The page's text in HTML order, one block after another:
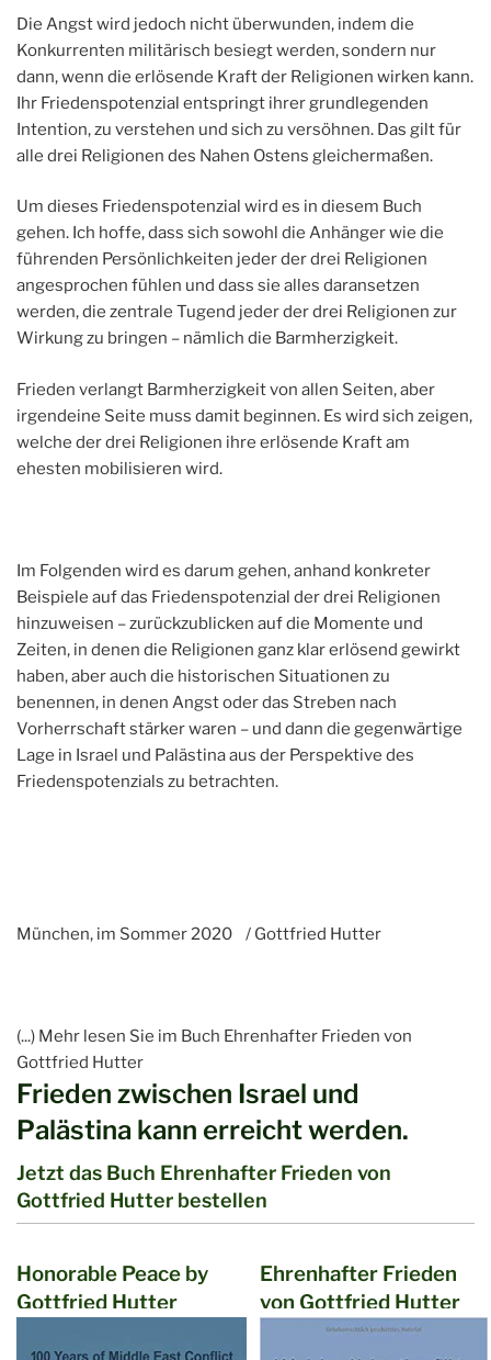
Die Angst wird jedoch nicht überwunden, indem die
Konkurrenten militärisch besiegt werden, sondern nur
dann, wenn die erlösende Kraft der Religionen wirken kann.
Ihr Friedenspotenzial entspringt ihrer grundlegenden
Intention, zu verstehen und sich zu versöhnen. Das gilt für
alle drei Religionen des Nahen Ostens gleichermaßen.
Um dieses Friedenspotenzial wird es in diesem Buch
gehen. Ich hoffe, dass sich sowohl die Anhänger wie die
führenden Persönlichkeiten jeder der drei Religionen
angesprochen fühlen und dass sie alles daransetzen
werden, die zentrale Tugend jeder der drei Religionen zur
Wirkung zu bringen – nämlich die Barmherzigkeit.
Frieden verlangt Barmherzigkeit von allen Seiten, aber
irgendeine Seite muss damit beginnen. Es wird sich zeigen,
welche der drei Religionen ihre erlösende Kraft am
ehesten mobilisieren wird.
Im Folgenden wird es darum gehen, anhand konkreter
Beispiele auf das Friedenspotenzial der drei Religionen
hinzuweisen – zurückzublicken auf die Momente und
Zeiten, in denen die Religionen ganz klar erlösend gewirkt
haben, aber auch die historischen Situationen zu
benennen, in denen Angst oder das Streben nach
Vorherrschaft stärker waren – und dann die gegenwärtige
Lage in Israel und Palästina aus der Perspektive des
Friedenspotenzials zu betrachten.
München, im Sommer 2020 / Gottfried Hutter
(...) Mehr lesen Sie im Buch Ehrenhafter Frieden von
Gottfried Hutter
Frieden zwischen Israel und
Palästina kann erreicht werden.
Jetzt das Buch Ehrenhafter Frieden von
Gottfried Hutter bestellen
Honorable Peace by
Gottfried Hutter
Ehrenhafter Frieden
von Gottfried Hutter